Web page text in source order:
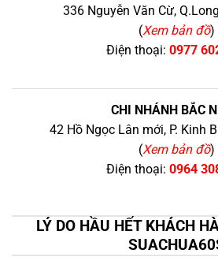
336 Nguyễn Văn Cừ,
(Xem bản đồ)
Điện thoại: 0977
CHI NHÁNH BẮC
42 Hồ Ngọc Lân mới, P. Kinh
(Xem bản đồ)
Điện thoại: 0964
LÝ DO HẦU HẾT KHÁCH